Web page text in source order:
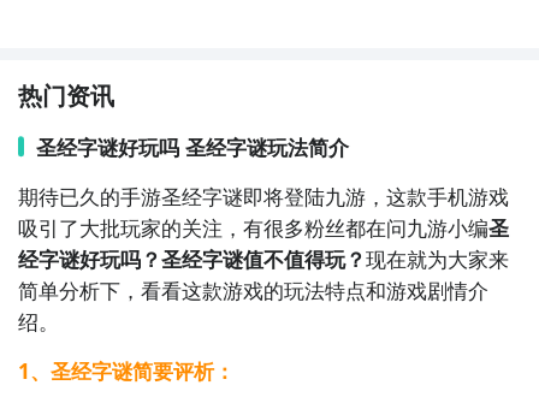
热门资讯
圣经字谜好玩吗 圣经字谜玩法简介
期待已久的手游圣经字谜即将登陆九游，这款手机游戏
吸引了大批玩家的关注，有很多粉丝都在问九游小编圣
经字谜好玩吗？圣经字谜值不值得玩？现在就为大家来
简单分析下，看看这款游戏的玩法特点和游戏剧情介
绍。
1、圣经字谜简要评析：